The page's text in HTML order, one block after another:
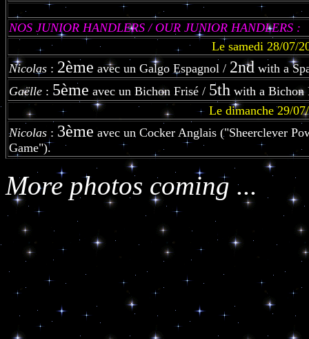
NOS JUNIOR HANDLERS / OUR JUNIOR HANDLERS :
Le samedi 28/07/
Nicolas : 2ème avec un Galgo Espagnol / 2nd with a
Gaëlle : 5ème avec un Bichon Frisé / 5th with a Bichon
Le dimanche 29/
Nicolas : 3ème avec un Cocker Anglais ("Sheerclever
Game").
More photos coming ...